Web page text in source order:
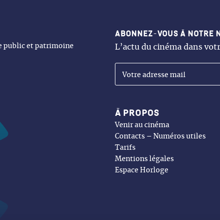
public et patrimoine
Abonnez-vous à notre
L’actu du cinéma dans
À propos
Venir au cinéma
Contacts – Numéros utiles
Tarifs
Mentions légales
Espace Horloge